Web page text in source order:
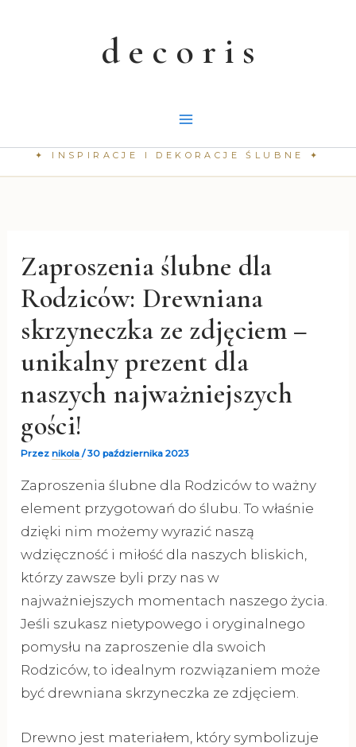
Zaproszenia ślubne dla
Rodziców: Drewniana
skrzyneczka ze zdjęciem –
unikalny prezent dla
naszych najważniejszych
gości!
Przeznikola/30 października 2023
Zaproszenia ślubne dla Rodziców to ważny
element przygotowań do ślubu. To właśnie
dzięki nim możemy wyrazić naszą
wdzięczność i miłość dla naszych bliskich,
którzy zawsze byli przy nas w
najważniejszych momentach naszego życia.
Jeśli szukasz nietypowego i oryginalnego
pomysłu na zaproszenie dla swoich
Rodziców, to idealnym rozwiązaniem może
być drewniana skrzyneczka ze zdjęciem.
Drewno jest materiałem, który symbolizuje